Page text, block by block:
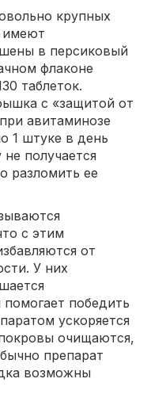
крупных
имеют
в персиковый
флаконе
таблеток.
с «защитой от
авитаминозе
1 штуке в день
не получается
разломить ее
с этим
от
У них
победить
ускоряется
очищаются,
препарат
возможны